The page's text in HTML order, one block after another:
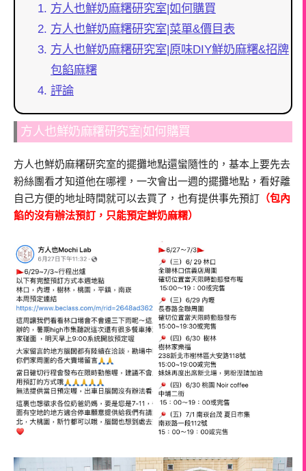
方人也鮮奶麻糬研究室|如何購買
方人也鮮奶麻糬研究室|菜單&價目表
方人也鮮奶麻糬研究室|原味DIY鮮奶麻糬&招牌
包餡麻糬
評論
方人也鮮奶麻糬研究室|如何購買
方人也鮮奶麻糬研究室的擺攤地點還蠻隨性的，基本上要先去
粉絲團看才知道他在哪裡，一次會出一週的擺攤地點，看好離
自己方便的地址時間就可以去買了，也有提供事先預訂 （包內
餡的沒有辦法預訂，只能預定鮮奶麻糬）